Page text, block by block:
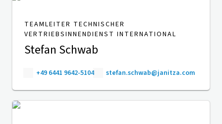
TEAMLEITER TECHNISCHER
VERTRIEBSINNENDIENST INTERNATIONAL
Stefan Schwab
+49 6441 9642-5104 stefan.schwab@janitza.com